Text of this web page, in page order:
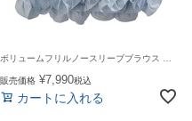
販売価格 ¥7,990税込
カートに入れる